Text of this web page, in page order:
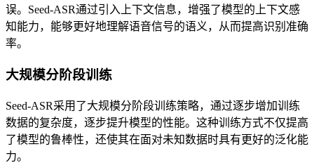
误。Seed-ASR通过引入上下文信息，增强了模型的上下文感
知能力，能够更好地理解语音信号的语义，从而提高识别准确
率。
大规模分阶段训练
Seed-ASR采用了大规模分阶段训练策略，通过逐步增加训练
数据的复杂度，逐步提升模型的性能。这种训练方式不仅提高
了模型的鲁棒性，还使其在面对未知数据时具有更好的泛化能
力。